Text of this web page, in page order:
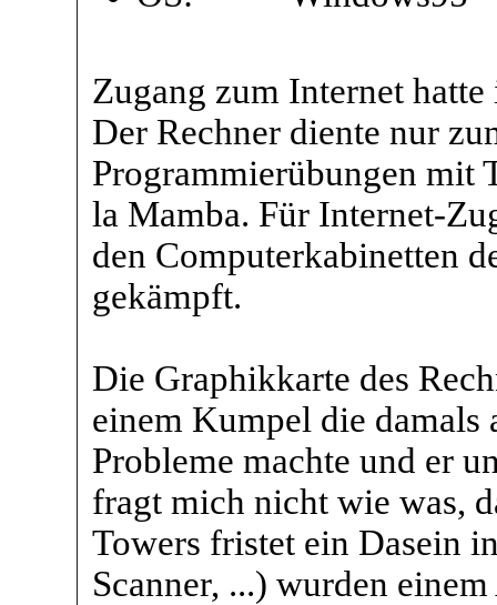
Zugang zum Internet
Der Rechner diente nur
Programmierübungen mit
la Mamba. Für Internet-
den Computerkabinetten
gekämpft.
Die Graphikkarte des
einem Kumpel die
Probleme machte und er
fragt mich nicht wie was,
Towers fristet ein Dasein
Scanner, ...) wurden